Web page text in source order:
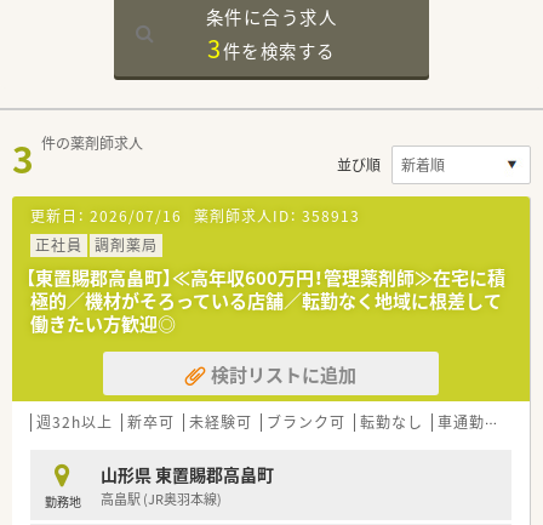
条件に合う求人
3件を検索する
3 件の薬剤師求人
並び順
更新日： 2026/07/16 薬剤師求人ID： 358913
正社員
調剤薬局
【東置賜郡高畠町】≪高年収600万円！管理薬剤師≫在宅に積
極的／機材がそろっている店舗／転勤なく地域に根差して
働きたい方歓迎◎
検討リストに追加
週32h以上 新卒可 未経験可 ブランク可 転勤なし 車通勤可
勤務地
山形県 東置賜郡高畠町
高畠駅 (JR奥羽本線)